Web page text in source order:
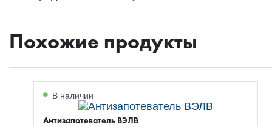
Похожие продукты
В наличии
Антизапотеватель ВЭЛВ